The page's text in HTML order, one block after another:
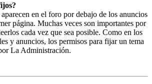
en el foro por debajo de los anuncios
página. Muchas veces son importantes por
cada vez que sea posible. Como en los
y anuncios, los permisos para fijar un tema
La Administración.